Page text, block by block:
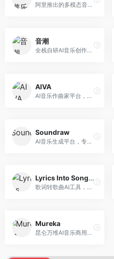
阿里推出的多模态音乐生成平台，整合音频与文本理解能力。面向内容创作者，支持歌词生成、旋律创作、音乐编辑等服务，与阿里生态深度整合。
音潮
全栈自研AI音乐创作平台，支持从创作到发布的完整流程。面向独立音乐人和音乐工作室，提供作词作曲、编曲混音、音乐发布等服务，创作工具专业。
AIVA
AI音乐作曲家平台，专注于古典和影视配乐创作。面向影视制作人和游戏开发者，提供原创音乐生成、配乐定制等服务，音乐风格专业，适合影视游戏配乐。
Soundraw
AI音乐生成平台，专注于免版税音乐创作。面向视频创作者和内容制作者，提供背景音乐生成、音乐定制等服务，音乐版权清晰，适合视频配乐场景。
Lyrics Into Song AI
歌词转歌曲AI工具，支持将歌词转化为完整歌曲。面向歌词创作者和音乐爱好者，提供歌词谱曲、编曲制作等服务，歌词音乐化效率高。
Mureka
昆仑万维AI音乐商用创作平台，专注于商业音乐授权。面向企业和商业用户，提供版权音乐生成、商用授权等服务，音乐版权清晰，商业应用安全。